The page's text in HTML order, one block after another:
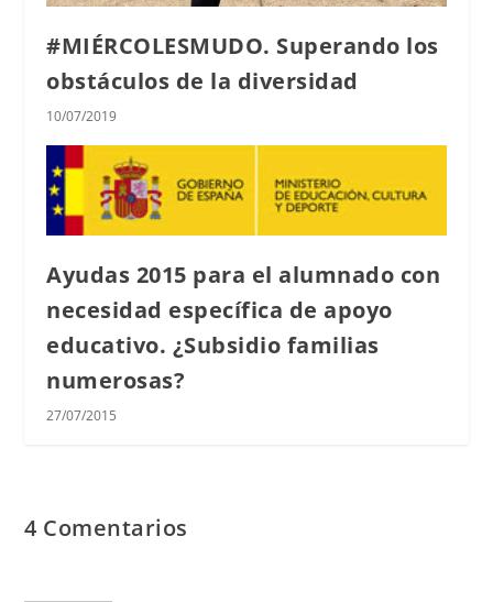
#MIÉRCOLESMUDO. Superando los
obstáculos de la diversidad
10/07/2019
Ayudas 2015 para el alumnado con
necesidad específica de apoyo
educativo. ¿Subsidio familias
numerosas?
27/07/2015
4 Comentarios